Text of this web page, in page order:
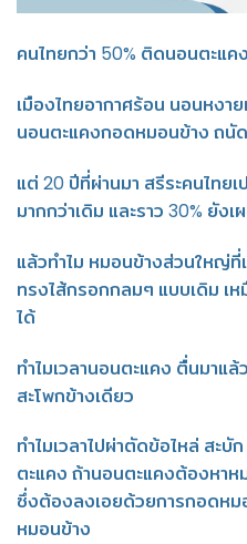
คนไทยกว่า 50% ติดนอนตะแค
เมืองไทยอากาศร้อน นอนหงา
นอนตะแคงกอดหมอนข้าง ถนัด
แต่ 20 ปีที่ผ่านมา สรีระคนไทย
มากกว่าเดิม และราว 30% ยัง
แล้วทำไม หมอนข้างส่วนใหญ่ที่
ทรงไส้กรอกกลมๆ แบบเดิม เ
ได้
ทำไมเวลานอนตะแคง ตื่นมาแ
สะโพกข้างเดียว
ทำไมเวลาไปผ่าตัดข้อไหล่ สะ
ตะแคง ถ้านอนตะแคงต้องหา
ซึ่งต้องลงเอยด้วยการกอดห
หมอนข้าง